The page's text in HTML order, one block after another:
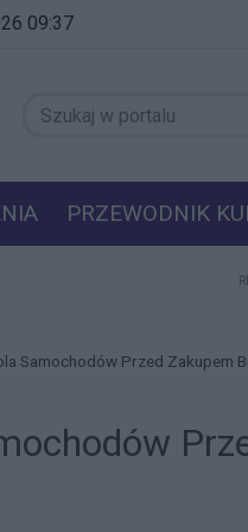
09:37
PRZEWODNIK
Samochodów Przed Zakupem